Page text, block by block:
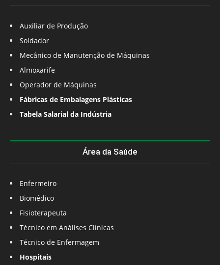
Auxiliar de Produção
Soldador
Mecânico de Manutenção de Máquinas
Almoxarife
Operador de Máquinas
Fábricas de Embalagens Plásticas
Tabela Salarial da Indústria
Área da Saúde
Enfermeiro
Biomédico
Fisioterapeuta
Técnico em Análises Clínicas
Técnico de Enfermagem
Hospitais